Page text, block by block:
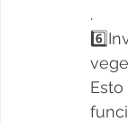
.